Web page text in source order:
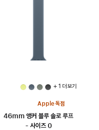
+ 1 더 보기
Apple 독점
46mm 앵커 블루 솔로 루프
- 사이즈 0